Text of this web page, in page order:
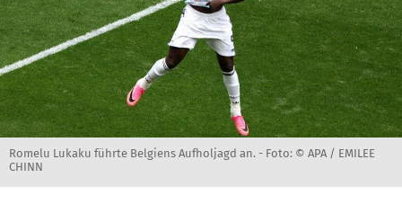
Romelu Lukaku führte Belgiens Aufholjagd an. - Foto: © APA / EMILEE
CHINN